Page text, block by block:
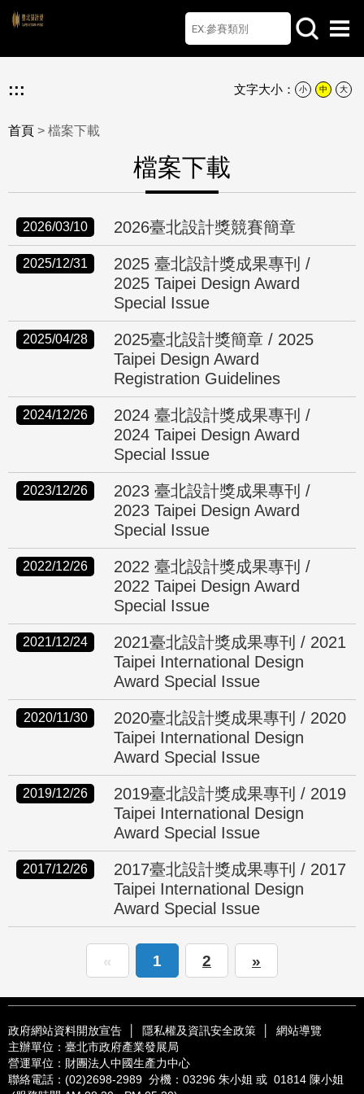
首頁 檔案下載 Q&A
聯絡我們 English
::: 文字大小： 小 中 大
首頁 > 檔案下載
檔案下載
2026臺北設計獎競賽簡章
2026/03/10
2025 臺北設計獎成果專刊 /
2025 Taipei Design Award
Special Issue
2025/12/31
2025臺北設計獎簡章 / 2025
Taipei Design Award
Registration Guidelines
2025/04/28
2024 臺北設計獎成果專刊 /
2024 Taipei Design Award
Special Issue
2024/12/26
2023 臺北設計獎成果專刊 /
2023 Taipei Design Award
Special Issue
2023/12/26
2022 臺北設計獎成果專刊 /
2022 Taipei Design Award
Special Issue
2022/12/26
2021臺北設計獎成果專刊 / 2021
Taipei International Design
Award Special Issue
2021/12/24
2020臺北設計獎成果專刊 / 2020
Taipei International Design
Award Special Issue
2020/11/30
2019臺北設計獎成果專刊 / 2019
Taipei International Design
Award Special Issue
2019/12/26
2017臺北設計獎成果專刊 / 2017
Taipei International Design
Award Special Issue
2017/12/26
« 1 2 »
政府網站資料開放宣告 隱私權及資訊安全政策
網站導覽
主辦單位：臺北市政府產業發展局
營運單位：財團法人中國生產力中心
聯絡電話： (02)2698-2989 分機：03296 朱小姐 或 01814 陳小姐